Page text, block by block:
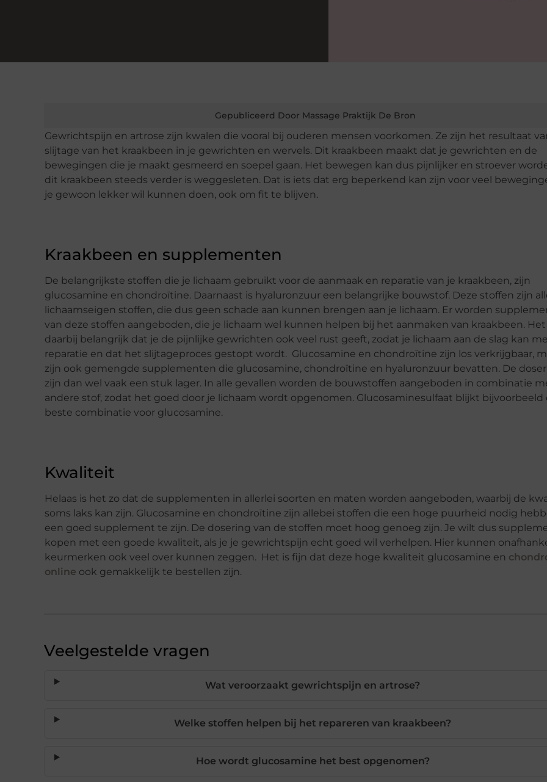
Gepubliceerd Door Massage Praktijk De Bron
Gewrichtspijn en artrose zijn kwalen die vooral bij ouderen mensen voorkomen. Ze zijn het resultaat
slijtage van het kraakbeen in je gewrichten en wervels. Dit kraakbeen maakt dat je gewrichten en de
bewegingen die je maakt gesmeerd en soepel gaan. Het bewegen kan dus pijnlijker en stroever
dit kraakbeen steeds verder is weggesleten. Dat is iets dat erg beperkend kan zijn voor veel
je gewoon lekker wil kunnen doen, ook om fit te blijven.
Kraakbeen en supplementen
De belangrijkste stoffen die je lichaam gebruikt voor de aanmaak en reparatie van je kraakbeen, zijn
glucosamine en chondroïtine. Daarnaast is hyaluronzuur een belangrijke bouwstof. Deze stoffen zijn
lichaamseigen stoffen, die dus geen schade aan kunnen brengen aan je lichaam. Er worden
van deze stoffen aangeboden, die je lichaam wel kunnen helpen bij het aanmaken van kraakbeen. Het
daarbij belangrijk dat je de pijnlijke gewrichten ook veel rust geeft, zodat je lichaam aan de slag kan
reparatie en dat het slijtageproces gestopt wordt. Glucosamine en chondroïtine zijn los verkrijgbaar,
zijn ook gemengde supplementen die glucosamine, chondroïtine en hyaluronzuur bevatten. De
zijn dan wel vaak een stuk lager. In alle gevallen worden de bouwstoffen aangeboden in combinatie
andere stof, zodat het goed door je lichaam wordt opgenomen. Glucosaminesulfaat blijkt bijvoorbeeld
beste combinatie voor glucosamine.
Kwaliteit
Helaas is het zo dat de supplementen in allerlei soorten en maten worden aangeboden, waarbij de
soms laks kan zijn. Glucosamine en chondroïtine zijn allebei stoffen die een hoge puurheid nodig
een goed supplement te zijn. De dosering van de stoffen moet hoog genoeg zijn. Je wilt dus
kopen met een goede kwaliteit, als je je gewrichtspijn echt goed wil verhelpen. Hier kunnen
keurmerken ook veel over kunnen zeggen. Het is fijn dat deze hoge kwaliteit glucosamine en
online ook gemakkelijk te bestellen zijn.
Veelgestelde vragen
Wat veroorzaakt gewrichtspijn en artrose?
Welke stoffen helpen bij het repareren van kraakbeen?
Hoe wordt glucosamine het best opgenomen?